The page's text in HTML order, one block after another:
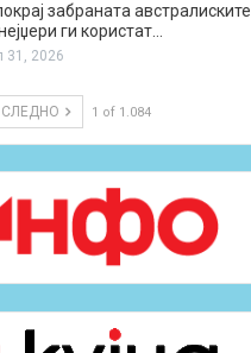
забраната австралиските
ги користат…
31, 2026
СЛЕДНО 1 of 1.084